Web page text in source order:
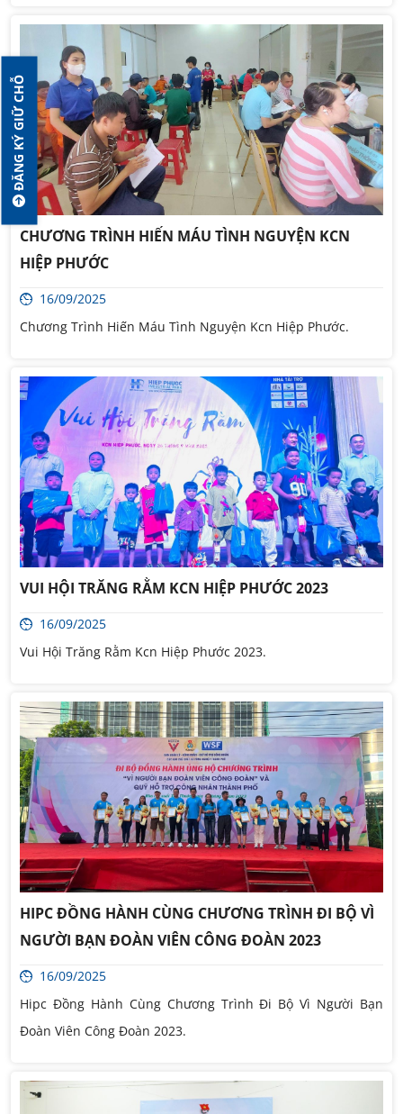
ĐĂNG KÝ GIỮ CHỖ
CHƯƠNG TRÌNH HIẾN MÁU TÌNH NGUYỆN KCN
HIỆP PHƯỚC
16/09/2025
Chương Trình Hiến Máu Tình Nguyện Kcn Hiệp Phước.
VUI HỘI TRĂNG RẰM KCN HIỆP PHƯỚC 2023
16/09/2025
Vui Hội Trăng Rằm Kcn Hiệp Phước 2023.
HIPC ĐỒNG HÀNH CÙNG CHƯƠNG TRÌNH ĐI BỘ VÌ
NGƯỜI BẠN ĐOÀN VIÊN CÔNG ĐOÀN 2023
16/09/2025
Hipc Đồng Hành Cùng Chương Trình Đi Bộ Vì Người Bạn
Đoàn Viên Công Đoàn 2023.